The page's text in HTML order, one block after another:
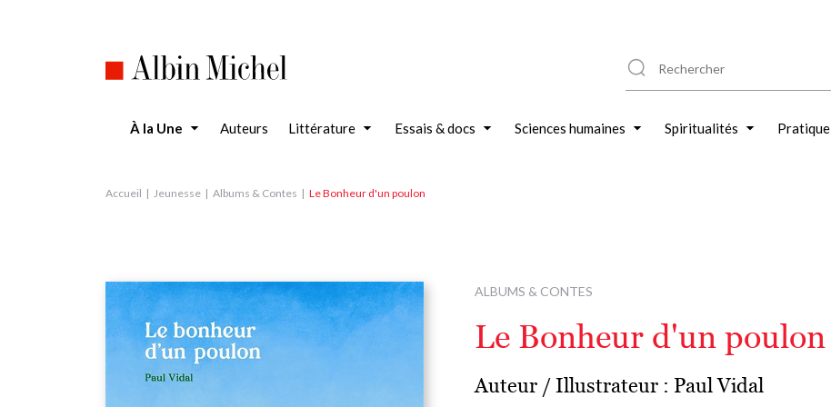
À la Une Auteurs Littérature Essais & docs Sciences humaines Spiritualités Pratique
Accueil Jeunesse Albums & Contes Le Bonheur d'un poulon
ALBUMS & CONTES
Le Bonheur d'un poulon
Auteur / Illustrateur : Paul Vidal